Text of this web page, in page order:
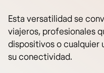
Esta versatilidad se
viajeros, profesionales
dispositivos o cualquier
su conectividad.